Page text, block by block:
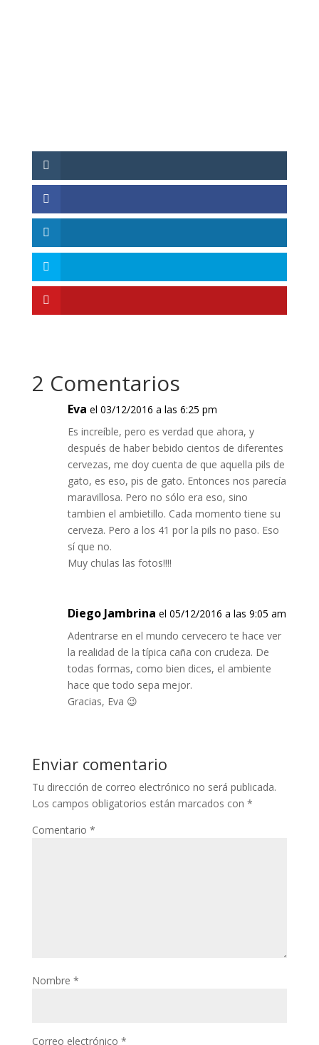
2 Comentarios
Eva el 03/12/2016 a las 6:25 pm
Es increíble, pero es verdad que ahora, y
después de haber bebido cientos de diferentes
cervezas, me doy cuenta de que aquella pils de
gato, es eso, pis de gato. Entonces nos parecía
maravillosa. Pero no sólo era eso, sino
tambien el ambietillo. Cada momento tiene su
cerveza. Pero a los 41 por la pils no paso. Eso
sí que no.
Muy chulas las fotos!!!!
Diego Jambrina el 05/12/2016 a las 9:05 am
Adentrarse en el mundo cervecero te hace ver
la realidad de la típica caña con crudeza. De
todas formas, como bien dices, el ambiente
hace que todo sepa mejor.
Gracias, Eva 😉
Enviar comentario
Tu dirección de correo electrónico no será publicada.
Los campos obligatorios están marcados con *
Comentario *
Nombre *
Correo electrónico *